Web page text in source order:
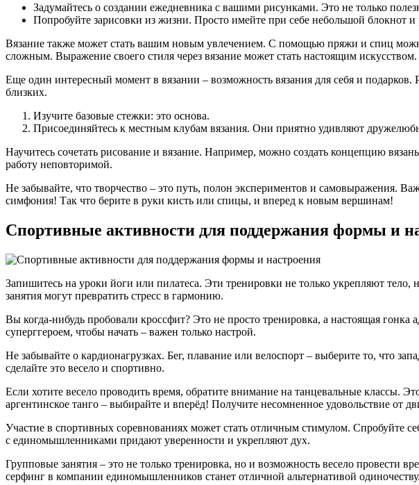
Задумайтесь о создании ежедневника с вашими рисунками. Это не только
Попробуйте зарисовки из жизни. Просто имейте при себе небольшой блокнот и
Вязание также может стать вашим новым увлечением. С помощью пряжи и спиц
сложным. Выражение своего стиля через вязание может стать настоящим искусством.
Еще один интересный момент в вязании – возможность вязания для себя и подарков.
близких.
Изучите базовые стежки: это основа.
Присоединяйтесь к местным клубам вязания. Они приятно удивляют
Научитесь сочетать рисование и вязание. Например, можно создать концепцию
работу неповторимой.
Не забывайте, что творчество – это путь, полон экспериментов и самовыражения.
симфония! Так что берите в руки кисть или спицы, и вперед к новым вершинам!
Спортивные активности для поддержания формы и
Запишитесь на уроки йоги или пилатеса. Эти тренировки не только укрепляют
занятия могут превратить стресс в гармонию.
Вы когда-нибудь пробовали кроссфит? Это не просто тренировка, а настоящая
суперггероем, чтобы начать – важен только настрой.
Не забывайте о кардионагрузках. Бег, плавание или велоспорт – выберите то, что
сделайте это весело и спортивно.
Если хотите весело проводить время, обратите внимание на танцевальные классы.
аргентинское танго – выбирайте и вперёд! Получите несомненное удовольствие от
Участие в спортивных соревнованиях может стать отличным стимулом. Спробуйте
с единомышленниками придают уверенности и укрепляют дух.
Групповые занятия – это не только тренировка, но и возможность весело провести
серфинг в компании единомышленников станет отличной альтернативой одиночеству.